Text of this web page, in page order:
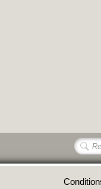
NATIF
A FAIT